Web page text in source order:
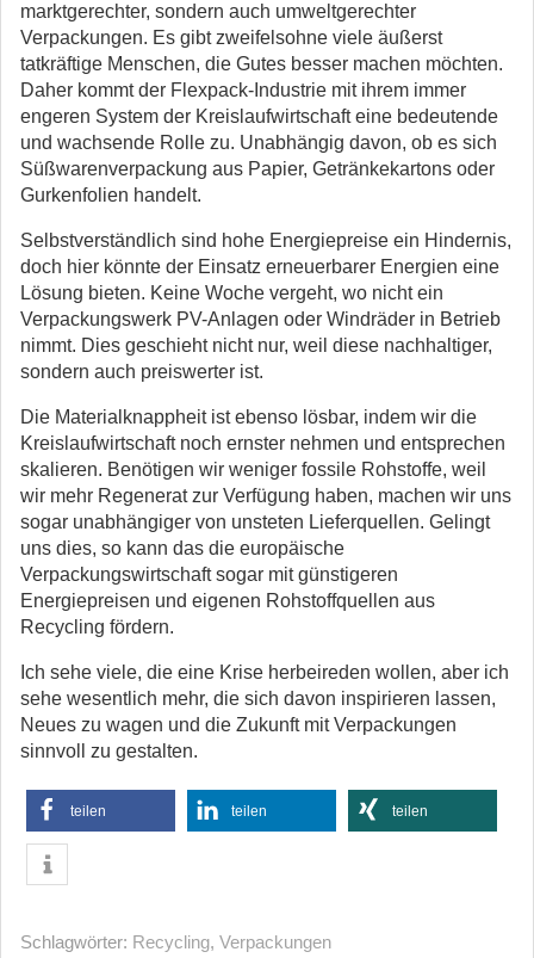
marktgerechter, sondern auch umweltgerechter
Verpackungen. Es gibt zweifelsohne viele äußerst
tatkräftige Menschen, die Gutes besser machen möchten.
Daher kommt der Flexpack-Industrie mit ihrem immer
engeren System der Kreislaufwirtschaft eine bedeutende
und wachsende Rolle zu. Unabhängig davon, ob es sich
Süßwarenverpackung aus Papier, Getränkekartons oder
Gurkenfolien handelt.
Selbstverständlich sind hohe Energiepreise ein Hindernis,
doch hier könnte der Einsatz erneuerbarer Energien eine
Lösung bieten. Keine Woche vergeht, wo nicht ein
Verpackungswerk PV-Anlagen oder Windräder in Betrieb
nimmt. Dies geschieht nicht nur, weil diese nachhaltiger,
sondern auch preiswerter ist.
Die Materialknappheit ist ebenso lösbar, indem wir die
Kreislaufwirtschaft noch ernster nehmen und entsprechen
skalieren. Benötigen wir weniger fossile Rohstoffe, weil
wir mehr Regenerat zur Verfügung haben, machen wir uns
sogar unabhängiger von unsteten Lieferquellen. Gelingt
uns dies, so kann das die europäische
Verpackungswirtschaft sogar mit günstigeren
Energiepreisen und eigenen Rohstoffquellen aus
Recycling fördern.
Ich sehe viele, die eine Krise herbeireden wollen, aber ich
sehe wesentlich mehr, die sich davon inspirieren lassen,
Neues zu wagen und die Zukunft mit Verpackungen
sinnvoll zu gestalten.
teilen teilen teilen
Schlagwörter: Recycling, Verpackungen